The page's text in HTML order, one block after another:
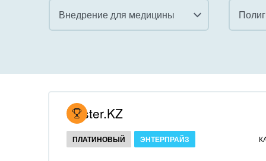
Внедрение для медицины
Внедрение КЭДО
Интеграция с 1С
Организация задач и
Hoster.KZ
ПЛАТИНОВЫЙ ЭНТЕРПРАЙЗ